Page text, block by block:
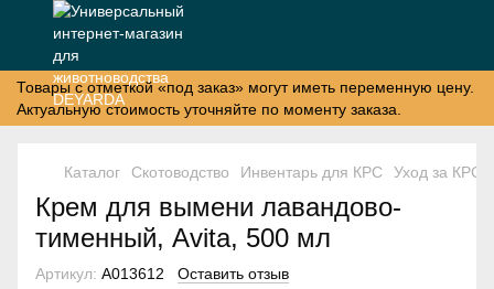
Товары с отметкой «под заказ» могут иметь переменную цену.
Актуальную стоимость уточняйте по моменту заказа.
Каталог Скотоводство Инвентарь для КРС Уход за КРС
Крем для вымени лавандово-
тименный, Avita, 500 мл
Артикул: A013612 Оставить отзыв